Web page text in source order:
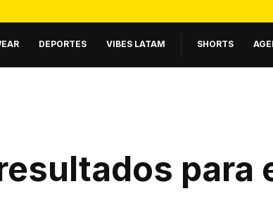
DEPORTES VIBES LATAM SHORTS
para